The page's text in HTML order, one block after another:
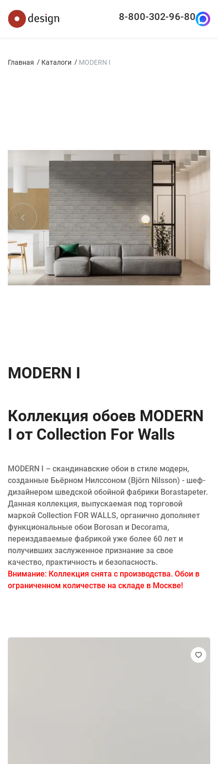
8-800-302-96-80
Главная Каталоги MODERN I
MODERN I
Коллекция обоев MODERN
I от Collection For Walls
MODERN I – скандинавские обои в стиле модерн,
созданные Бьёрном Нилссоном (Björn Nilsson) - шеф-
дизайнером шведской обойной фабрики Borastapeter.
Данная коллекция, выпускаемая под торговой
маркой Collection FOR WALLS, органично дополняет
функциональные обои Borosan и Decorama,
переиздаваемые фабрикой уже более 60 лет и
получивших заслуженное признание за свое
качество, практичность и безопасность.
Внимание: Коллекция снята с производства. Обои в
ограниченном количестве на складе в Москве!